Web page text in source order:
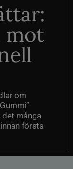
mot
om
det många
första